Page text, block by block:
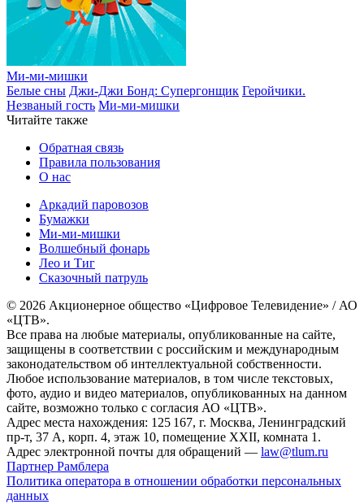
Ми-ми-мишки
Белые сны Джи-Джи Бонд: Супергонщик Геройчики.
Незваный гость Ми-ми-мишки
Читайте также
Обратная связь
Правила пользования
О нас
Аркадий паровозов
Бумажки
Ми-ми-мишки
Волшебный фонарь
Лео и Тиг
Сказочный патруль
© 2026 Акционерное общество «Цифровое Телевидение» / АО
«ЦТВ».
Все права на любые материалы, опубликованные на сайте,
защищены в соответствии с российским и международным
законодательством об интеллектуальной собственности.
Любое использование материалов, в том числе текстовых,
фото, аудио и видео материалов, опубликованных на данном
сайте, возможно только с согласия АО «ЦТВ».
Адрес места нахождения: 125 167, г. Москва, Ленинградский
пр-т, 37 А, корп. 4, этаж 10, помещение XXII, комната 1.
Адрес электронной почты для обращений — law@tlum.ru
Партнер Рамблера
Политика оператора в отношении обработки персональных
данных